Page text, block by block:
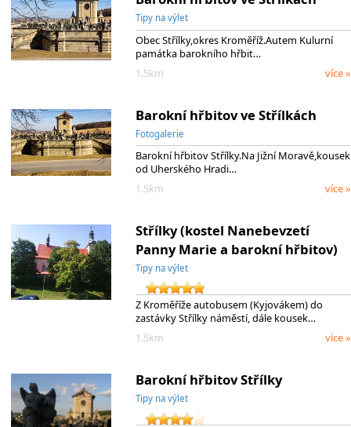
Tipy na výlet
Obec Střílky,okres Kroměříž.Autem Kulurní
památka barokního hřbit…
1.5km
více »
Barokní hřbitov ve Střílkách
Fotogalerie
Barokní hřbitov Střílky.Na Jižní Moravě,kousek
od Uherského Hradi…
1.5km
více »
Střílky (kostel Nanebevzetí
Panny Marie a barokní hřbitov)
Tipy na výlet
Z Kroměříže autobusem (Kyjovákem) do
zastávky Střílky náměstí, dále kousek…
1.5km
více »
Barokní hřbitov Střílky
Tipy na výlet